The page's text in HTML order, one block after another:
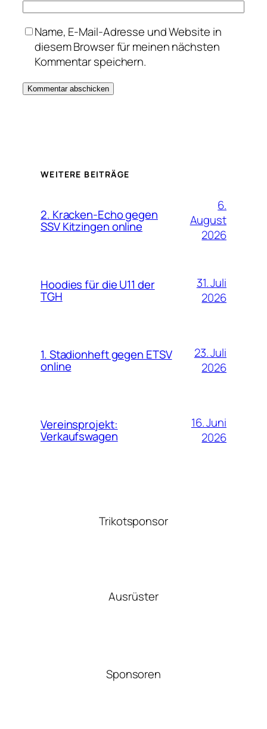
Name, E-Mail-Adresse und Website in
diesem Browser für meinen nächsten
Kommentar speichern.
WEITERE BEITRÄGE
2. Kracken-Echo gegen
SSV Kitzingen online
6.
August
2026
Hoodies für die U11 der
TGH
31. Juli
2026
1. Stadionheft gegen ETSV
online
23. Juli
2026
Vereinsprojekt:
Verkaufswagen
16. Juni
2026
Trikotsponsor
Ausrüster
Sponsoren